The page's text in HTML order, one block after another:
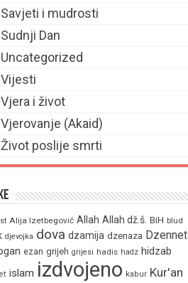
Savjeti i mudrosti
Sudnji Dan
Uncategorized
Vijesti
Vjera i život
Vjerovanje (Akaid)
Život poslije smrti
Alija Izetbegović Allah Allah dž.š. BiH blud
djevojka dova dzamija dzenaza Dzennet
ezan grijeh grijesi hadis hadz hidzab
islam izdvojeno kabur Kur'an